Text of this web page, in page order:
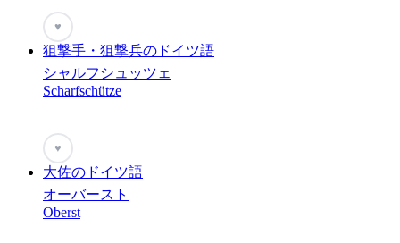
♥
狙撃手・狙撃兵のドイツ語
シャルフシュッツェ
Scharfschütze
♥
大佐のドイツ語
オーバースト
Oberst